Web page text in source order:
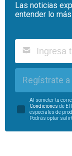
Las noticias
entender lo
Regístrate
Al someter tu
Condiciones de El
especiales de
Podrás optar